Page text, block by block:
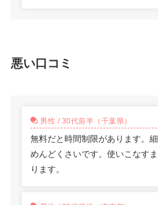
悪い口コミ
男性 / 30代前半（千葉県）
無料だと時間制限があります。
めんどくさいです。使いこなす
ります。